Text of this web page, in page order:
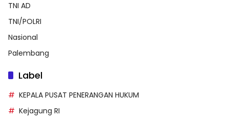
TNI AD
TNI/POLRI
Nasional
Palembang
Label
KEPALA PUSAT PENERANGAN HUKUM
Kejagung RI